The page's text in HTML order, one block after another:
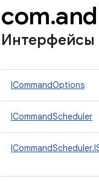
com.
Интерфейсы
ICommandOptions
ICommandScheduler